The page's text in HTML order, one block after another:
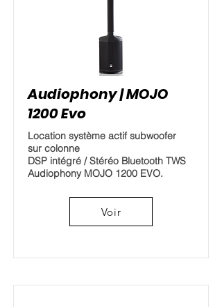
Audiophony | MOJO
1200 Evo
Location système actif subwoofer
sur colonne
DSP intégré / Stéréo Bluetooth TWS
Audiophony MOJO 1200 EVO.
Voir